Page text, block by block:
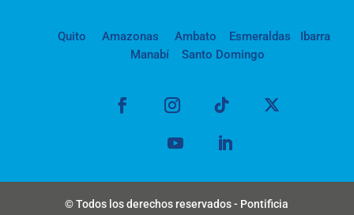
Quito Amazonas Ambato Esmeraldas
Ibarra
Manabí
Santo Domingo
© Todos los derechos reservados - Pontificia